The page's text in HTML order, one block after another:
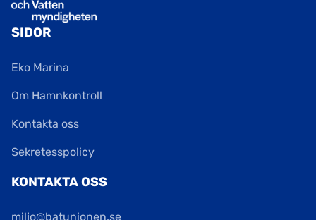
SIDOR
Eko Marina
Om Hamnkontroll
Kontakta oss
Sekretesspolicy
KONTAKTA OSS
miljo@batunionen.se